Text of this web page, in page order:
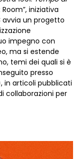
iniziativa
avvia un progetto
impegno con
ma si estende
temi dei quali si è
presso
in articoli pubblicati
collaborazioni per